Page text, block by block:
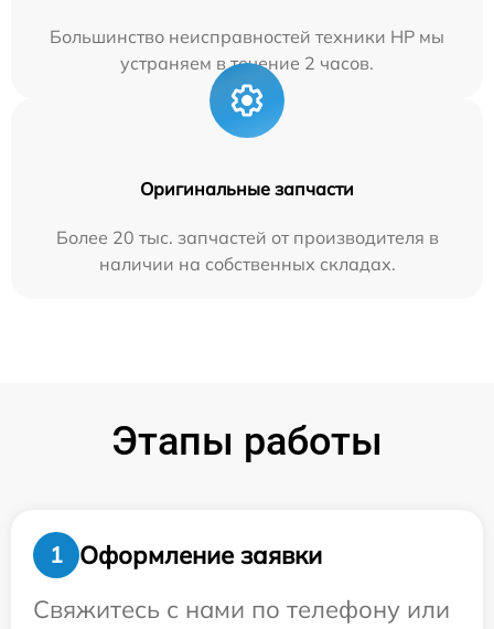
Большинство неисправностей техники HP мы
устраняем в течение 2 часов.
Оригинальные запчасти
Более 20 тыс. запчастей от производителя в
наличии на собственных складах.
Этапы работы
1
Оформление заявки
Свяжитесь с нами по телефону или